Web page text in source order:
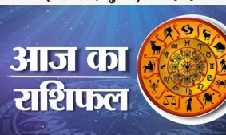
e
b
o
o
k
er l
s
e
n
g
er
e